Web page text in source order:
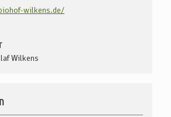
wilkens.de/
Wilkens